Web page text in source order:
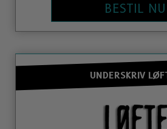
BESTIL NU
UNDERSKRIV